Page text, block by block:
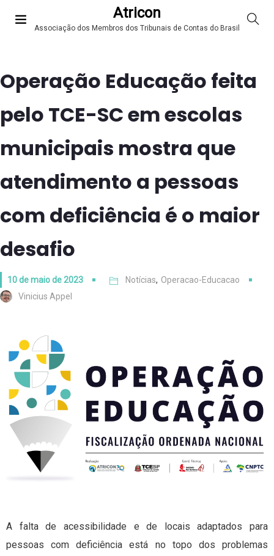
Atricon
Associação dos Membros dos Tribunais de Contas do Brasil
Operação Educação feita
pelo TCE-SC em escolas
municipais mostra que
atendimento a pessoas
com deficiência é o maior
desafio
10 de maio de 2023 Notícias, Operacao-Educacao
Vinicius Appel
A falta de acessibilidade e de locais adaptados para
pessoas com deficiência está no topo dos problemas